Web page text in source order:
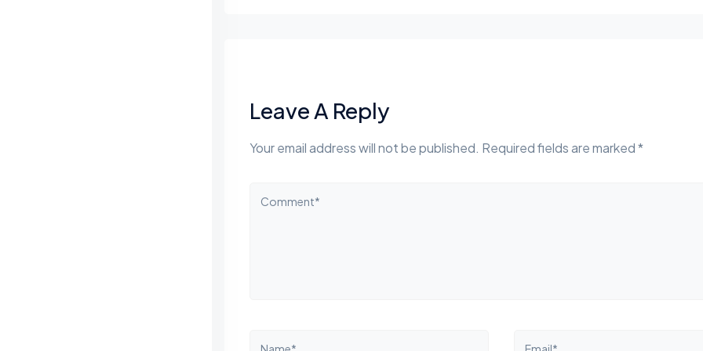
Leave A Reply
Your email address will not be published. Required fields are marked *
Comment*